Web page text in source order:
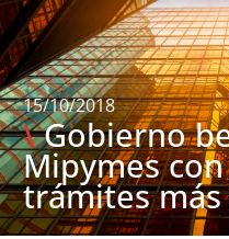
15/10/2018
\Gobierno
Mipymes
trámites